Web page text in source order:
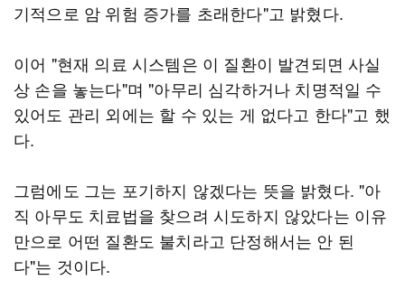
기적으로 암 위험 증가를 초래한다"고 밝혔다.
이어 "현재 의료 시스템은 이 질환이 발견되면 사실
상 손을 놓는다"며 "아무리 심각하거나 치명적일 수
있어도 관리 외에는 할 수 있는 게 없다고 한다"고 했
다.
그럼에도 그는 포기하지 않겠다는 뜻을 밝혔다. "아
직 아무도 치료법을 찾으려 시도하지 않았다는 이유
만으로 어떤 질환도 불치라고 단정해서는 안 된
다"는 것이다.